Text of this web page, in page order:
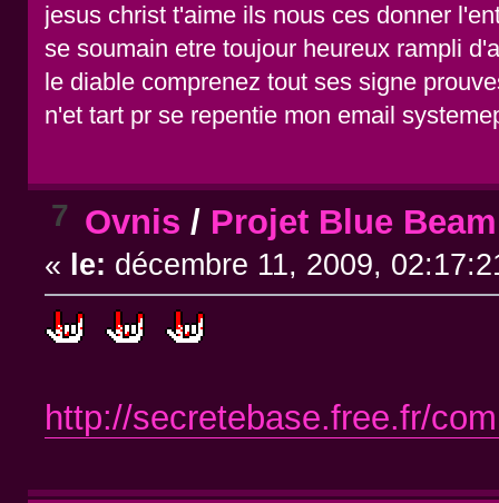
jesus christ t'aime ils nous ces donner
se soumain etre toujour heureux rampli
le diable comprenez tout ses signe
n'et tart pr se repentie mon email
7 Ovnis / Projet Blue Beam
« le: décembre 11, 2009,
http://secretebase.free.fr/